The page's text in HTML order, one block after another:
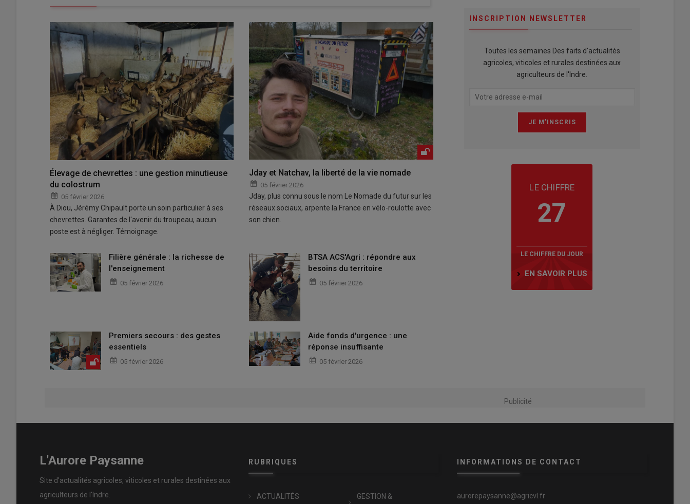
Élevage de chevrettes : une gestion minutieuse
du colostrum
05 février 2026
À Diou, Jérémy Chipault porte un soin particulier à ses
chevrettes. Garantes de l'avenir du troupeau, aucun
poste est à négliger. Témoignage.
Jday et Natchav, la liberté de la vie nomade
05 février 2026
Jday, plus connu sous le nom Le Nomade du futur sur les
réseaux sociaux, arpente la France en vélo-roulotte avec
son chien.
Filière générale : la richesse de
l'enseignement
05 février 2026
BTSA ACS'Agri : répondre aux
besoins du territoire
05 février 2026
Premiers secours : des gestes
essentiels
05 février 2026
Aide fonds d'urgence : une
réponse insuffisante
05 février 2026
INSCRIPTION NEWSLETTER
Toutes les semaines Des faits d'actualités
agricoles, viticoles et rurales destinées aux
agriculteurs de l'Indre.
LE CHIFFRE
27
LE CHIFFRE DU JOUR
EN SAVOIR PLUS
Publicité
L'Aurore Paysanne
Site d'actualités agricoles, viticoles et rurales destinées aux
agriculteurs de l'Indre.
RUBRIQUES
ACTUALITÉS GESTION &
INFORMATIONS DE CONTACT
aurorepaysanne@agricvl.fr